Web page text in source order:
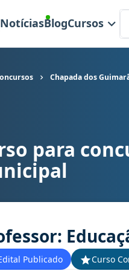
NotíciasBlogCursos
Chapada dos
concurso Chapada dos
para
Publicado Curso